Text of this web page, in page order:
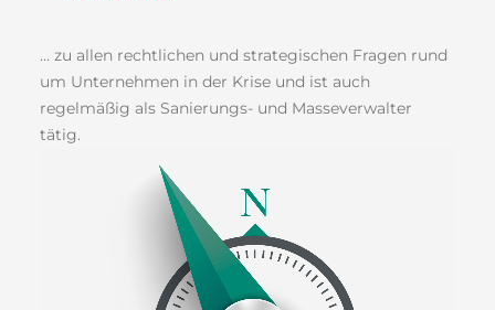
… zu allen rechtlichen und strategischen Fragen rund
um Unternehmen in der Krise und ist auch
regelmäßig als Sanierungs- und Masseverwalter
tätig.